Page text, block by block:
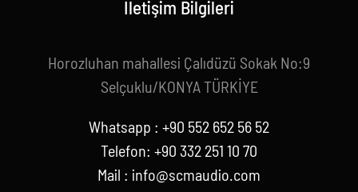
İletişim Bilgileri
Horozluhan mahallesi Çalıdüzü Sokak No:9
Selçuklu/KONYA TÜRKİYE
Whatsapp : +90 552 652 56 52
Telefon: +90 332 251 10 70
Mail : info@scmaudio.com